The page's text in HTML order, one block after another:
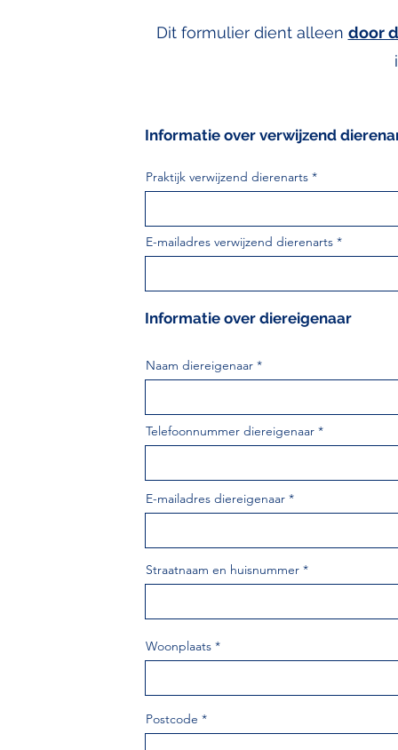
Dit formulier dient alleen door
Informatie over verwijzend
Praktijk verwijzend dierenarts
E-mailadres verwijzend dierenarts
Informatie over diereigenaar
Naam diereigenaar
Telefoonnummer diereigenaar
E-mailadres diereigenaar
Straatnaam en huisnummer
Woonplaats
Postcode